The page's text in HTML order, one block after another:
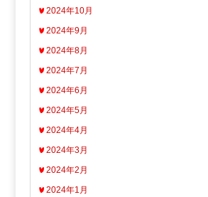
2024年10月
2024年9月
2024年8月
2024年7月
2024年6月
2024年5月
2024年4月
2024年3月
2024年2月
2024年1月